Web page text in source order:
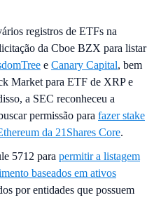
registros de ETFs na
da Cboe BZX para listar
e Canary Capital, bem
Market para ETF de XRP e
a SEC reconheceu a
permissão para fazer stake
da 21Shares Core.
5712 para permitir a listagem
baseados em ativos
por entidades que possuem